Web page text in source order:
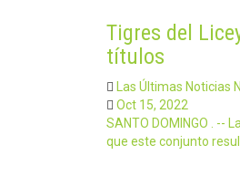
Tigres del
títulos
Las Últimas Noticias
Oct 15, 2022
SANTO DOMINGO . --
que este conjunto